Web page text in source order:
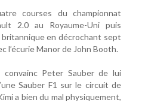
courses du championnat
2.0 au Royaume-Uni puis
en décrochant sept
l’écurie Manor de John Booth.
convainc Peter Sauber de lui
Sauber F1 sur le circuit de
a bien du mal physiquement,